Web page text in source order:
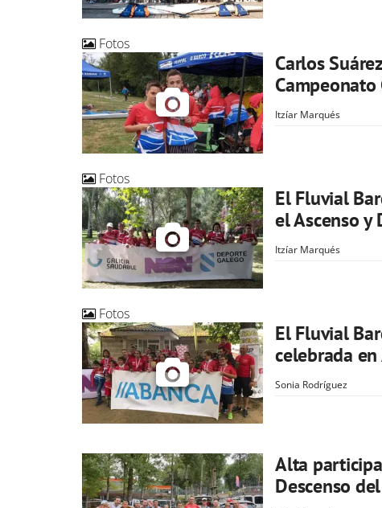
Fotos
Carlos
Itzíar Marqués
Fotos
El Fluvial
el Ascenso y
Itzíar Marqués
Fotos
El Fluvial
celebrada
Sonia Rodríguez
Alta
Descenso